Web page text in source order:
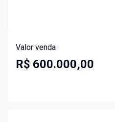
Valor venda
R$ 600.000,00